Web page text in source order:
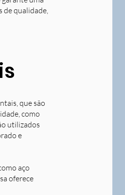
de qualidade,
que são
como
utilizados
e
aço
oferece